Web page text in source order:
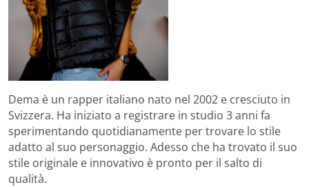
Dema è un rapper italiano nato nel 2002 e cresciuto in
Svizzera. Ha iniziato a registrare in studio 3 anni fa
sperimentando quotidianamente per trovare lo stile
adatto al suo personaggio. Adesso che ha trovato il suo
stile originale e innovativo è pronto per il salto di
qualità.